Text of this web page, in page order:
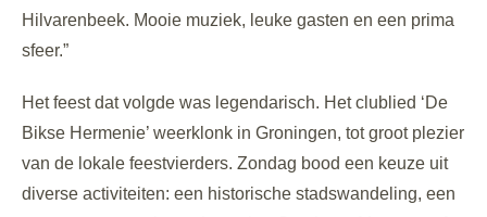
Hilvarenbeek. Mooie muziek, leuke gasten en een prima
sfeer.”
Het feest dat volgde was legendarisch. Het clublied ‘De
Bikse Hermenie’ weerklonk in Groningen, tot groot plezier
van de lokale feestvierders. Zondag bood een keuze uit
diverse activiteiten: een historische stadswandeling, een